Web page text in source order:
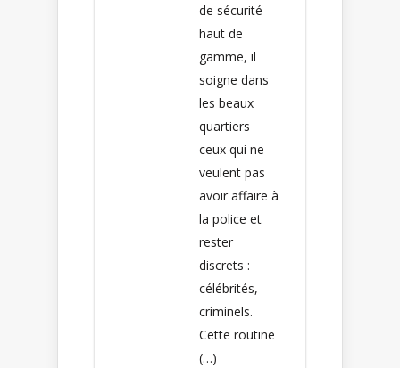
de sécurité
haut de
gamme, il
soigne dans
les beaux
quartiers
ceux qui ne
veulent pas
avoir affaire à
la police et
rester
discrets :
célébrités,
criminels.
Cette routine
(…)